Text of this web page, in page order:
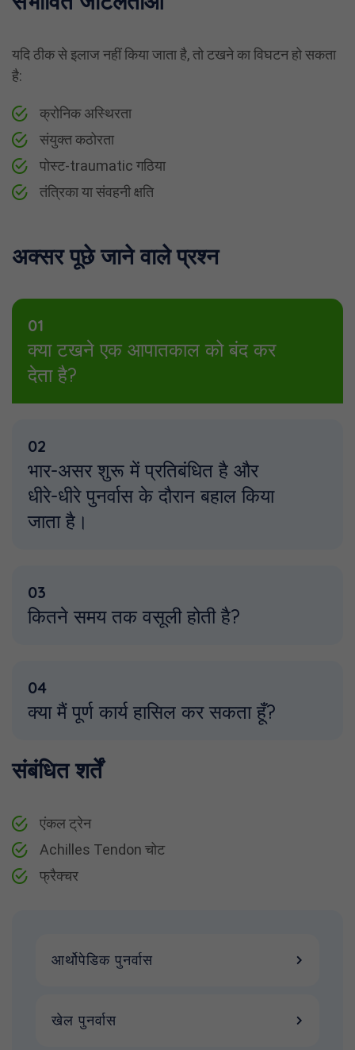
आर्थोपेडिक पुनर्वास
खेल पुनर्वास
यदि ठीक से इलाज नहीं किया जाता है, तो टखने का विघटन हो सकता
है:
क्रोनिक अस्थिरता
संयुक्त कठोरता
पोस्ट-traumatic गठिया
तंत्रिका या संवहनी क्षति
अक्सर पूछे जाने वाले प्रश्न
01
क्या टखने एक आपातकाल को बंद कर
देता है?
02
भार-असर शुरू में प्रतिबंधित है और
धीरे-धीरे पुनर्वास के दौरान बहाल किया
जाता है।
03
कितने समय तक वसूली होती है?
04
क्या मैं पूर्ण कार्य हासिल कर सकता हूँ?
संबंधित शर्तें
एंकल ट्रेन
Achilles Tendon चोट
फ्रैक्चर